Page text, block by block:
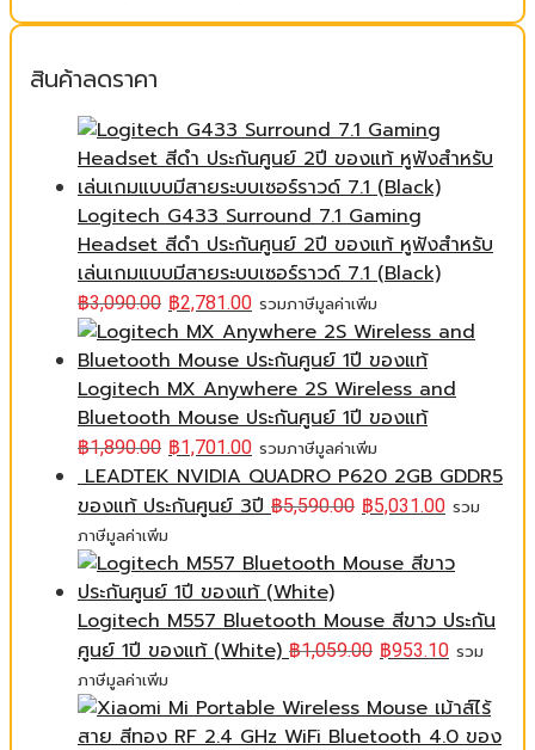
สินค้าลดราคา
Logitech G433 Surround 7.1 Gaming
Headset สีดำ ประกันศูนย์ 2ปี ของแท้ หูฟังสำหรับ
เล่นเกมแบบมีสายระบบเซอร์ราวด์ 7.1 (Black)
฿3,090.00 ฿2,781.00 รวมภาษีมูลค่าเพิ่ม
Logitech MX Anywhere 2S Wireless and
Bluetooth Mouse ประกันศูนย์ 1ปี ของแท้
฿1,890.00 ฿1,701.00 รวมภาษีมูลค่าเพิ่ม
LEADTEK NVIDIA QUADRO P620 2GB GDDR5
ของแท้ ประกันศูนย์ 3ปี ฿5,590.00 ฿5,031.00 รวม
ภาษีมูลค่าเพิ่ม
Logitech M557 Bluetooth Mouse สีขาว ประกัน
ศูนย์ 1ปี ของแท้ (White) ฿1,059.00 ฿953.10 รวม
ภาษีมูลค่าเพิ่ม